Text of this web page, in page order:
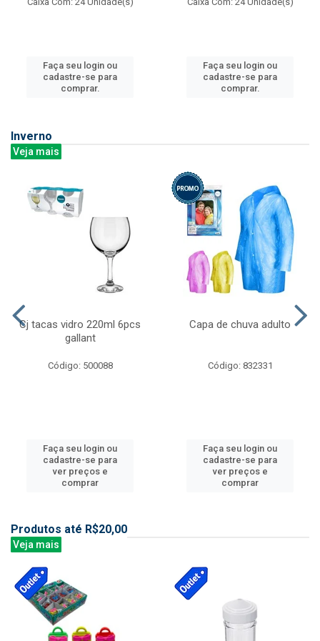
Faça seu login ou
cadastre-se para
comprar.
Faça seu login ou
cadastre-se para
comprar.
Inverno
Veja mais
Cj tacas vidro 220ml 6pcs
gallant
Código: 500088
Faça seu login ou
cadastre-se para
ver preços e
comprar
Capa de chuva adulto
Código: 832331
Faça seu login ou
cadastre-se para
ver preços e
comprar
Produtos até R$20,00
Veja mais